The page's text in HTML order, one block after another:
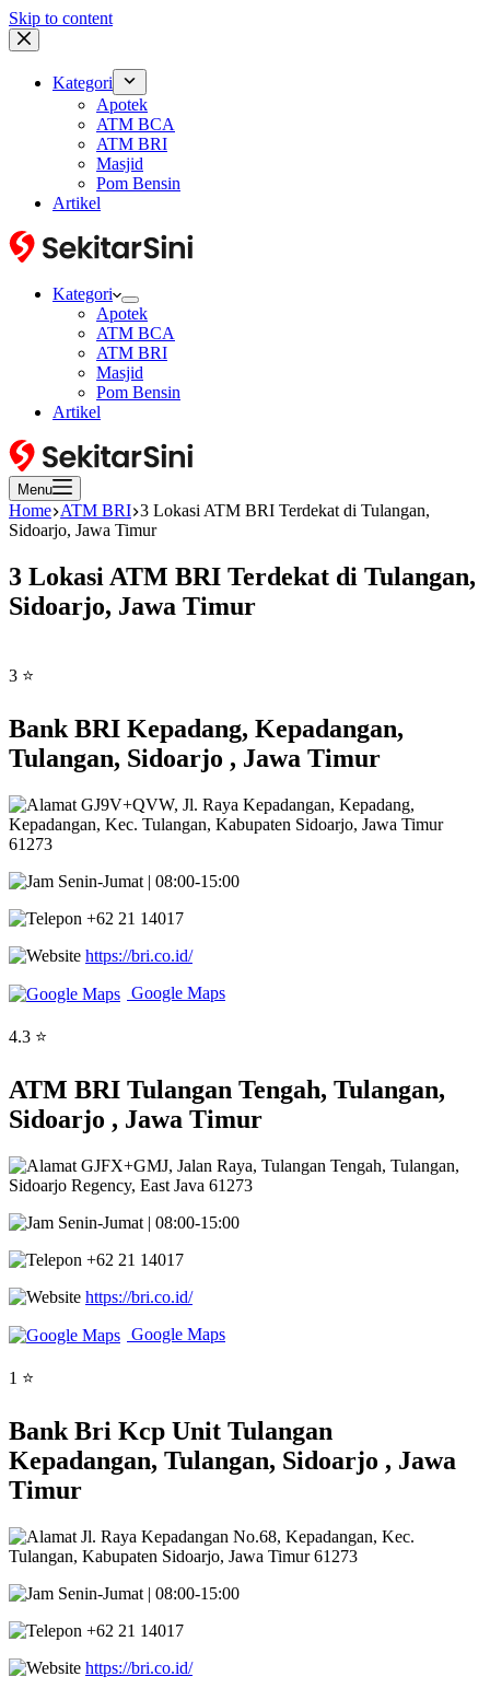
Skip to content
Kategori
Apotek
ATM BCA
ATM BRI
Masjid
Pom Bensin
Artikel
Kategori
Apotek
ATM BCA
ATM BRI
Masjid
Pom Bensin
Artikel
Menu
Home ATM BRI 3 Lokasi ATM BRI Terdekat di Tulangan,
Sidoarjo, Jawa Timur
3 Lokasi ATM BRI Terdekat di Tulangan,
Sidoarjo, Jawa Timur
3 ⭐
Bank BRI Kepadang, Kepadangan,
Tulangan, Sidoarjo , Jawa Timur
GJ9V+QVW, Jl. Raya Kepadangan, Kepadang,
Kepadangan, Kec. Tulangan, Kabupaten Sidoarjo, Jawa Timur
61273
Senin-Jumat | 08:00-15:00
+62 21 14017
https://bri.co.id/
Google Maps
4.3 ⭐
ATM BRI Tulangan Tengah, Tulangan,
Sidoarjo , Jawa Timur
GJFX+GMJ, Jalan Raya, Tulangan Tengah, Tulangan,
Sidoarjo Regency, East Java 61273
Senin-Jumat | 08:00-15:00
+62 21 14017
https://bri.co.id/
Google Maps
1 ⭐
Bank Bri Kcp Unit Tulangan
Kepadangan, Tulangan, Sidoarjo , Jawa
Timur
Jl. Raya Kepadangan No.68, Kepadangan, Kec.
Tulangan, Kabupaten Sidoarjo, Jawa Timur 61273
Senin-Jumat | 08:00-15:00
+62 21 14017
https://bri.co.id/